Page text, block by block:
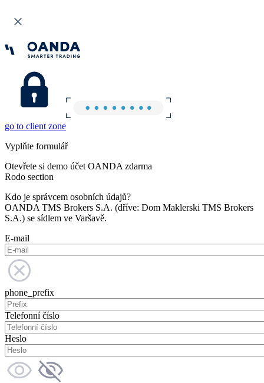
go to client zone
Vyplňte formulář
Otevřete si demo účet OANDA zdarma
Rodo section
Kdo je správcem osobních údajů?
OANDA TMS Brokers S.A. (dříve: Dom Maklerski TMS Brokers
S.A.) se sídlem ve Varšavě.
E-mail
phone_prefix
Telefonní číslo
Heslo